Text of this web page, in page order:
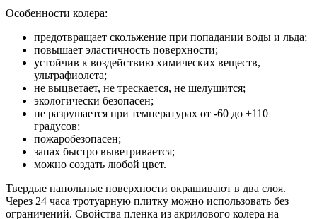
Особенности колера:
предотвращает скольжение при попадании воды и льда;
повышает эластичность поверхности;
устойчив к воздействию химических веществ,
ультрафиолета;
не выцветает, не трескается, не шелушится;
экологически безопасен;
не разрушается при температурах от -60 до +110
градусов;
пожаробезопасен;
запах быстро выветривается;
можно создать любой цвет.
Твердые напольные поверхности окрашивают в два слоя.
Через 24 часа тротуарную плитку можно использовать без
ограничений. Свойства пленка из акрилового колера на